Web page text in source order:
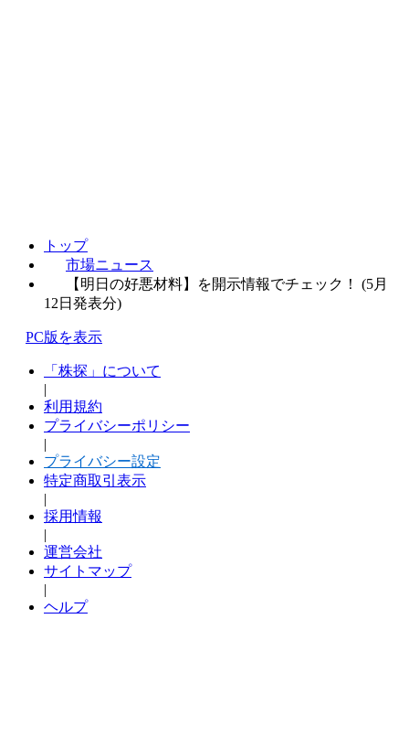
トップ
市場ニュース
【明日の好悪材料】を開示情報でチェック！ (5月
12日発表分)
PC版を表示
「株探」について
|
利用規約
プライバシーポリシー
|
プライバシー設定
特定商取引表示
|
採用情報
|
運営会社
サイトマップ
|
ヘルプ